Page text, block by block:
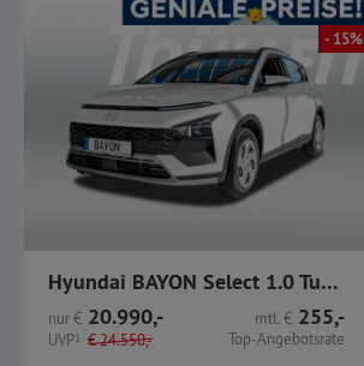
- 15%
Hyundai BAYON Select 1.0 Turbo Benzin
nur€ 20.990,-
UVP1 €24.550,-
mtl.€ 255,-
Top-Angebotsrate